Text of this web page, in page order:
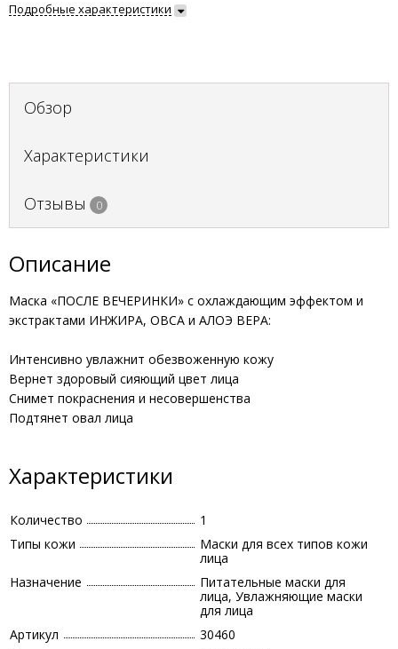
Подробные характеристики
Обзор
Характеристики
Отзывы 0
Описание
Маска «ПОСЛЕ ВЕЧЕРИНКИ» с охлаждающим эффектом и
экстрактами ИНЖИРА, ОВСА и АЛОЭ ВЕРА:
Интенсивно увлажнит обезвоженную кожу
Вернет здоровый сияющий цвет лица
Снимет покраснения и несовершенства
Подтянет овал лица
Характеристики
Количество
1
Типы кожи
Маски для всех типов кожи
лица
Назначение
Питательные маски для
лица, Увлажняющие маски
для лица
Артикул
30460